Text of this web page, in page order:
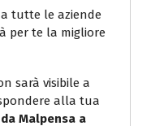
tutte le aziende
per te la migliore
sarà visibile a
alla tua
Malpensa a